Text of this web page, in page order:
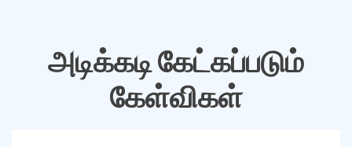
அடிக்கடி கேட்கப்படும்
கேள்விகள்